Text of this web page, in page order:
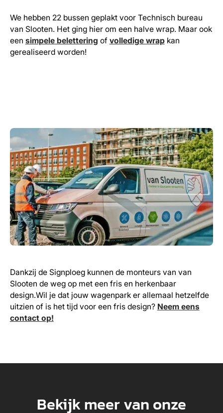
We hebben 22 bussen geplakt voor Technisch bureau
van Slooten. Het ging hier om een halve wrap. Maar ook
een simpele belettering of volledige wrapkan
gerealiseerd worden!
Dankzij de Signploeg kunnen de monteurs van van
Slooten de weg op met een fris en herkenbaar
design.Wil je dat jouw wagenpark er allemaal hetzelfde
uitzien of is het tijd voor een fris design? Neem eens
contact op!
Bekijk meer van onze